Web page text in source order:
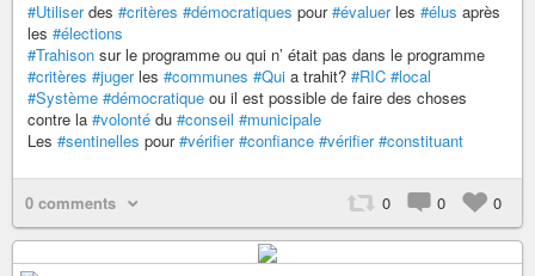
#Utiliserdes #critères #démocratiques pour#évaluerles #élus après
les #élections
#Trahison sur le programme ou qui n’ était pas dans le programme
#critères #jugerles #communes #Qui a trahit? #RIC #local
#Système #démocratique ou il est possible de faire des choses
contre la #volonté du #conseil #municipale
Les #sentinelles pour#vérifier #confiance #vérifier #constituant
0 comments 0 0 0